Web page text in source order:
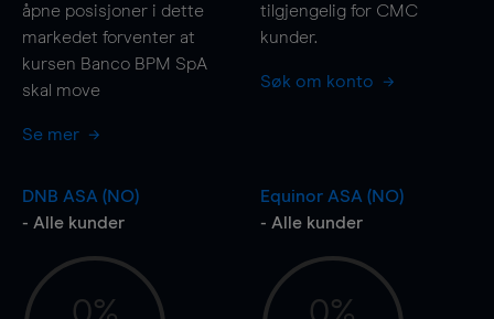
åpne posisjoner i dette
markedet forventer at
kursen Banco BPM SpA
skal move
Se mer
tilgjengelig for CMC
kunder.
Søk om konto
DNB ASA (NO)
- Alle kunder
Equinor ASA (NO)
- Alle kunder